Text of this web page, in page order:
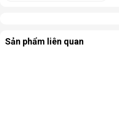
Sản phẩm liên quan